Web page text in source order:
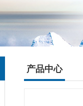
产品中心